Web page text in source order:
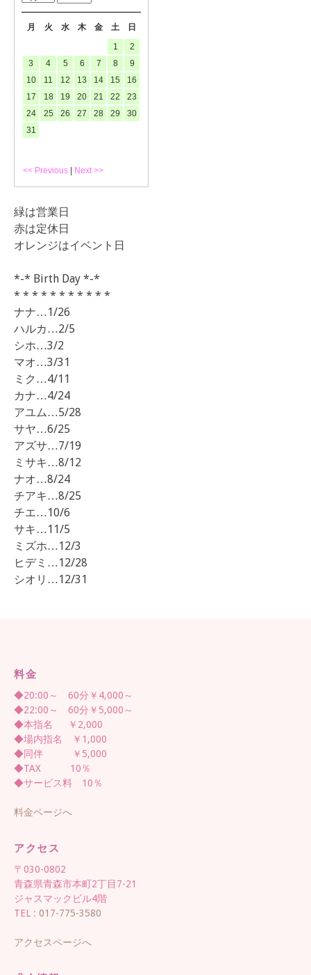
月 火 水 木 金 土 日
<< Previous Next >>
1
2
3
4 5 6 7 8
9
10
11 12 13 14 15
16
17
18 19 20 21 22
23
24
25 26 27 28 29
30
31
緑は営業日
赤は定休日
オレンジはイベント日
*-* Birth Day *-*
* * * * * * * * * * *
ナナ…1/26
ハルカ…2/5
シホ…3/2
マオ…3/31
ミク…4/11
カナ…4/24
アユム…5/28
サヤ…6/25
アズサ…7/19
ミサキ…8/12
ナオ…8/24
チアキ…8/25
チエ…10/6
サキ…11/5
ミズホ…12/3
ヒデミ…12/28
シオリ…12/31
料金
◆20:00～ 60分￥4,000～
◆22:00～ 60分￥5,000～
◆本指名 ￥2,000
◆場内指名 ￥1,000
◆同伴 ￥5,000
◆TAX 10％
◆サービス料 10％
料金ページへ
アクセス
〒030-0802
青森県青森市本町2丁目7-21
ジャスマックビル4階
TEL : 017-775-3580
アクセスページへ